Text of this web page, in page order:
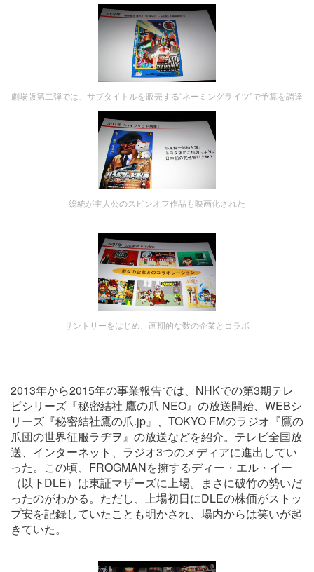
劇場版第二弾では、サブタイトルを販売する“ネーミングライツ”で予算を調達
総統が主人公のスピンオフ作品も映画化された
サントリーをはじめ、画期的な数の企業とコラボ
2013年から2015年の事業報告では、NHKでの第3期テレ
ビシリーズ『秘密結社 鷹の爪 NEO』の放送開始、WEBシ
リーズ『秘密結社鷹の爪.jp』、TOKYO FMのラジオ『鷹の
爪団の世界征服ラヂヲ』の放送などを紹介。テレビ全国放
送、インターネット、ラジオ3つのメディアに進出してい
った。この頃、FROGMANを擁するディー・エル・イー
（以下DLE）は東証マザーズに上場。まさに破竹の勢いだ
ったのがわかる。ただし、上場初日にDLEの株価がストッ
プ安を記録していたことも明かされ、場内からは笑いが起
きていた。